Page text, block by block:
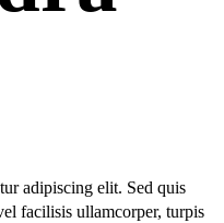
adipiscing elit. Sed quis
facilisis ullamcorper, turpis